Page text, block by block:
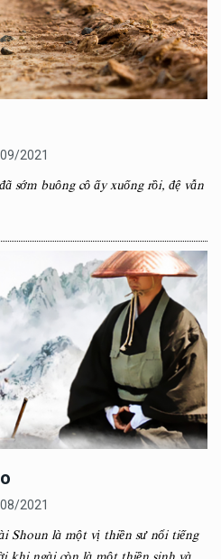
2021
sớm buông cô ấy xuống rồi, đệ vẫn
2021
Shoun là một vị thiền sư nổi tiếng